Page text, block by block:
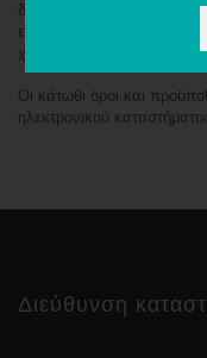
διεύθυνση επικοινωνίας
εξυπηρέτησης του
χάριν συντομίας η
Οι κάτωθι όροι και
ηλεκτρονικού
Διεύθυνση